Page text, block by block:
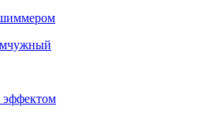
эффектом